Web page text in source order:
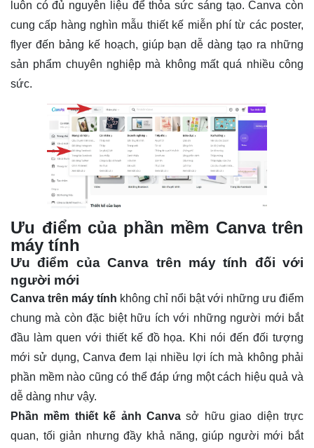
luôn có đủ nguyên liệu để thỏa sức sáng tạo. Canva còn
cung cấp hàng nghìn mẫu thiết kế miễn phí từ các poster,
flyer đến bảng kế hoạch, giúp bạn dễ dàng tạo ra những
sản phẩm chuyên nghiệp mà không mất quá nhiều công
sức.
Ưu điểm của phần mềm Canva trên
máy tính
Ưu điểm của Canva trên máy tính đối với
người mới
Canva trên máy tính không chỉ nổi bật với những ưu điểm
chung mà còn đặc biệt hữu ích với những người mới bắt
đầu làm quen với thiết kế đồ họa. Khi nói đến đối tượng
mới sử dụng, Canva đem lại nhiều lợi ích mà không phải
phần mềm nào cũng có thể đáp ứng một cách hiệu quả và
dễ dàng như vậy.
Phần mềm thiết kế ảnh Canva sở hữu giao diện trực
quan, tối giản nhưng đầy khả năng, giúp người mới bắt